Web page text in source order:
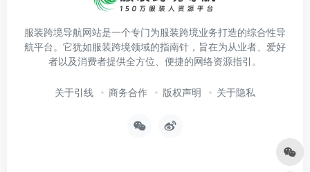
服装跨境导航网站是一个专门为服装跨境业务打造的综合性导
航平台。它犹如服装跨境领域的指南针，旨在为从业者、爱好
者以及消费者提供全方位、便捷的网络资源指引。
关于引线 商务合作 版权声明 关于隐私